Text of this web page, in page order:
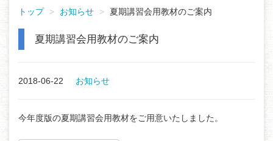
トップ お知らせ 夏期講習会用教材のご案内
夏期講習会用教材のご案内
2018-06-22 お知らせ
今年度版の夏期講習会用教材をご用意いたしました。